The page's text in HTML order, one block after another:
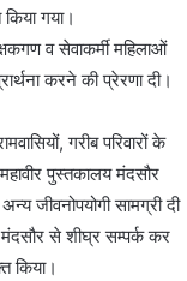
गया।
व सेवाकर्मी महिलाओं
करने की प्रेरणा दी।
गरीब परिवारों के
पुस्तकालय मंदसौर
जीवनोपयोगी सामग्री दी
मंदसौर से शीघ्र सम्पर्क कर
किया।